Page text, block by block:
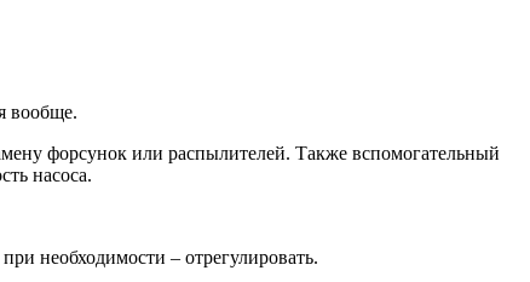
вообще.
форсунок или распылителей. Также вспомогательный
насоса.
необходимости – отрегулировать.